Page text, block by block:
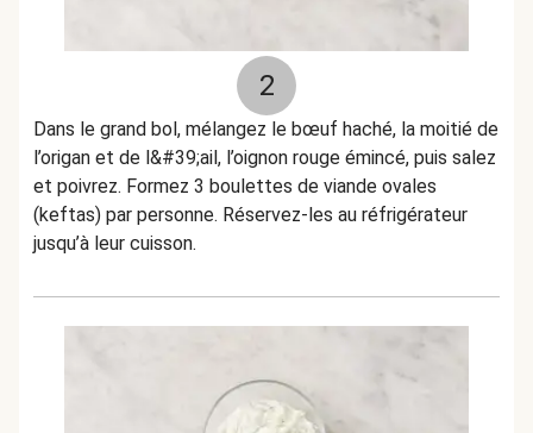
2
Dans le grand bol, mélangez le bœuf haché, la moitié de
l’origan et de l&#39;ail, l’oignon rouge émincé, puis salez
et poivrez. Formez 3 boulettes de viande ovales
(keftas) par personne. Réservez-les au réfrigérateur
jusqu’à leur cuisson.